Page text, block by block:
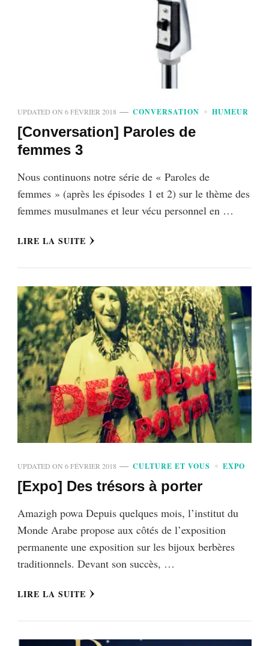
UPDATED ON 6 FÉVRIER 2018 CONVERSATION HUMEUR
[Conversation] Paroles de
femmes 3
Nous continuons notre série de « Paroles de
femmes » (après les épisodes 1 et 2) sur le thème des
femmes musulmanes et leur vécu personnel en …
LIRE LA SUITE
UPDATED ON 6 FÉVRIER 2018 CULTURE ET VOUS EXPO
[Expo] Des trésors à porter
Amazigh powa Depuis quelques mois, l’institut du
Monde Arabe propose aux côtés de l’exposition
permanente une exposition sur les bijoux berbères
traditionnels. Devant son succès, …
LIRE LA SUITE